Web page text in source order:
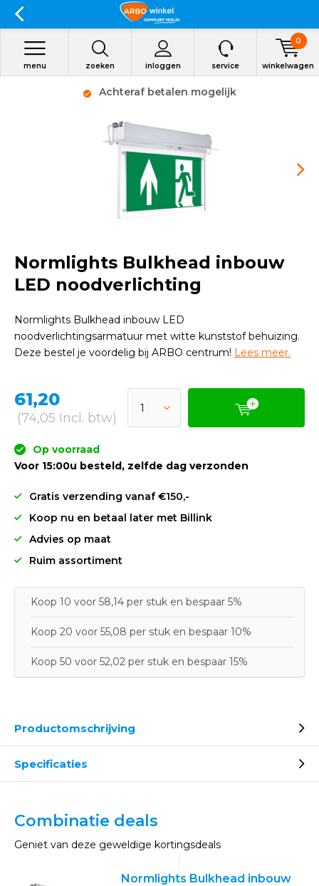
zoeken inloggen
menu service winkelwagen
0
Achteraf betalen mogelijk
Normlights Bulkhead inbouw
LED noodverlichting
Normlights Bulkhead inbouw LED
noodverlichtingsarmatuur met witte kunststof behuizing.
Deze bestel je voordelig bij ARBO centrum! Lees meer.
61,20
(74,05 Incl. btw)
Op voorraad
Voor 15:00u besteld, zelfde dag verzonden
Gratis verzending vanaf €150,-
Koop nu en betaal later met Billink
Advies op maat
Ruim assortiment
Koop 10 voor 58,14 per stuk en bespaar 5%
Koop 20 voor 55,08 per stuk en bespaar 10%
Koop 50 voor 52,02 per stuk en bespaar 15%
Productomschrijving
Specificaties
Combinatie deals
Geniet van deze geweldige kortingsdeals
Normlights Bulkhead inbouw